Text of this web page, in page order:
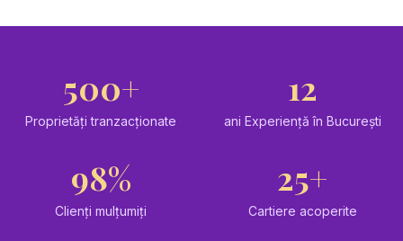
500+
Proprietăți tranzacționate
12
ani Experiență în București
98%
Clienți mulțumiți
25+
Cartiere acoperite